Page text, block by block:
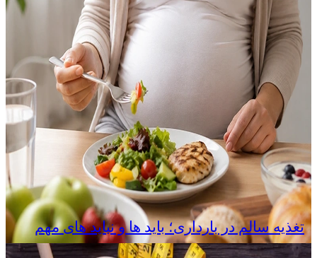
تغذیه سالم در بارداری؛ باید ها و نباید های مهم